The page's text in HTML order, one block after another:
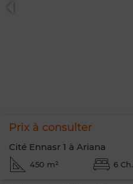
Prix à consulter
Cité Ennasr 1 à Ariana
450 m² 6 Ch.